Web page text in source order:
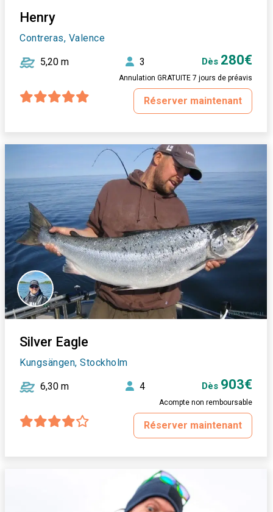
Henry
Contreras, Valence
5,20 m 3 Dès 280€
Annulation GRATUITE 7 jours de préavis
Réserver maintenant
Silver Eagle
Kungsängen, Stockholm
6,30 m 4 Dès 903€
Acompte non remboursable
Réserver maintenant